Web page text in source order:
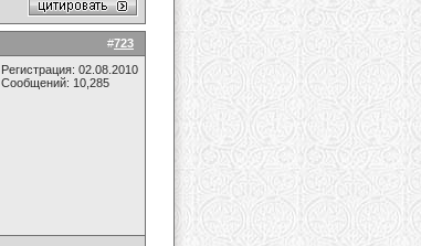
#723
Регистрация: 02.08.2010
Сообщений: 10,285